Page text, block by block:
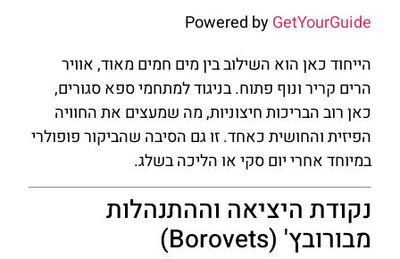
Powered byGetYourGuide
הייחוד כאן הוא השילוב בין מים חמים מאוד, אוויר
הרים קריר ונוף פתוח. בניגוד למתחמי ספא סגורים,
כאן רוב הבריכות חיצוניות, מה שמעצים את החוויה
הפיזית והחושית כאחד. זו גם הסיבה שהביקור פופולרי
במיוחד אחרי יום סקי או הליכה בשלג.
נקודת היציאה וההתנהלות
מבורובץ' (Borovets)